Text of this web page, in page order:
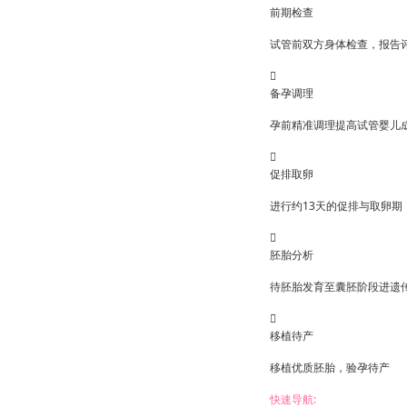
前期检查
试管前双方身体检查，报告

备孕调理
孕前精准调理提高试管婴儿

促排取卵
进行约13天的促排与取卵期

胚胎分析
待胚胎发育至囊胚阶段进遗

移植待产
移植优质胚胎，验孕待产
快速导航: